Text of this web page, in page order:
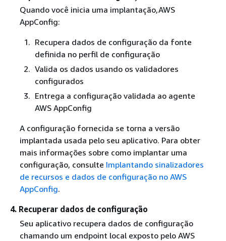
Quando você inicia uma implantação,AWS
AppConfig:
Recupera dados de configuração da fonte
definida no perfil de configuração
Valida os dados usando os validadores
configurados
Entrega a configuração validada ao agente
AWS AppConfig
A configuração fornecida se torna a versão
implantada usada pelo seu aplicativo. Para obter
mais informações sobre como implantar uma
configuração, consulte Implantando sinalizadores
de recursos e dados de configuração no AWS
AppConfig.
4. Recuperar dados de configuração
Seu aplicativo recupera dados de configuração
chamando um endpoint local exposto pelo AWS